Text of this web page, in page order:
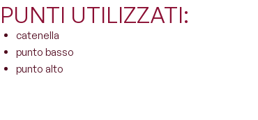
PUNTI UTILIZZATI:
catenella
punto basso
punto alto